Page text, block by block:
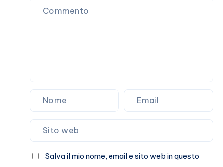
Salva il mio nome, email e sito web in questo